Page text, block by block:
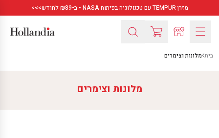
מזרן TEMPUR עם טכנולוגיה בפיתוח NASA • ב-₪89 לחודש>>>
בית מלונות וצימרים
מלונות וצימרים